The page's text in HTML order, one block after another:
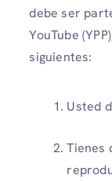
debe ser
YouTube
siguientes:
Usted
Tienes